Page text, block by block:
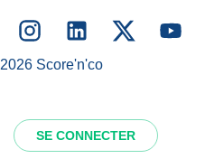
SE CONNECTER
2026Score'n'co